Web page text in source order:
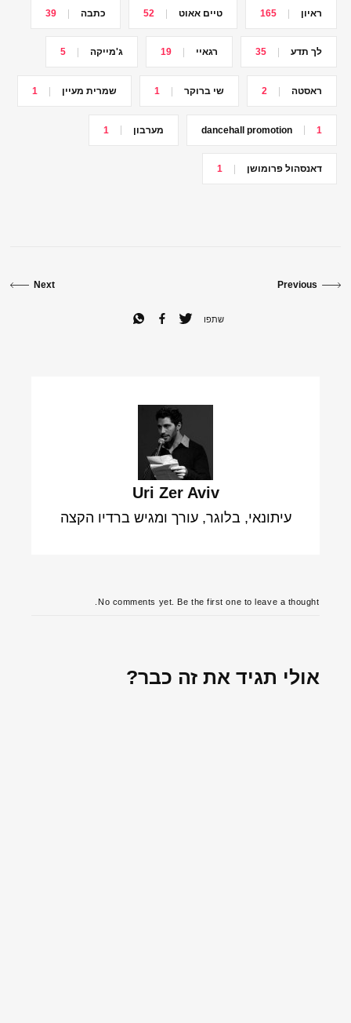
ראיון 165 טיים אאוט 52 כתבה 39
לך תדע 35 רגאיי 19 ג'מייקה 5
ראסטה 2 שי ברוקר 1 שמרית מעיין 1
dancehall promotion 1 מערבון 1
דאנסהול פרומושן 1
Previous
Next
שתפו
Uri Zer Aviv
עיתונאי, בלוגר, עורך ומגיש ברדיו הקצה
No comments yet. Be the first one to leave a thought.
אולי תגיד את זה כבר?